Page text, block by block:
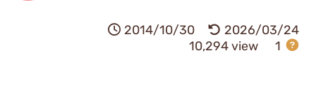
2014/10/30
2026/03/24
10,294 view
1